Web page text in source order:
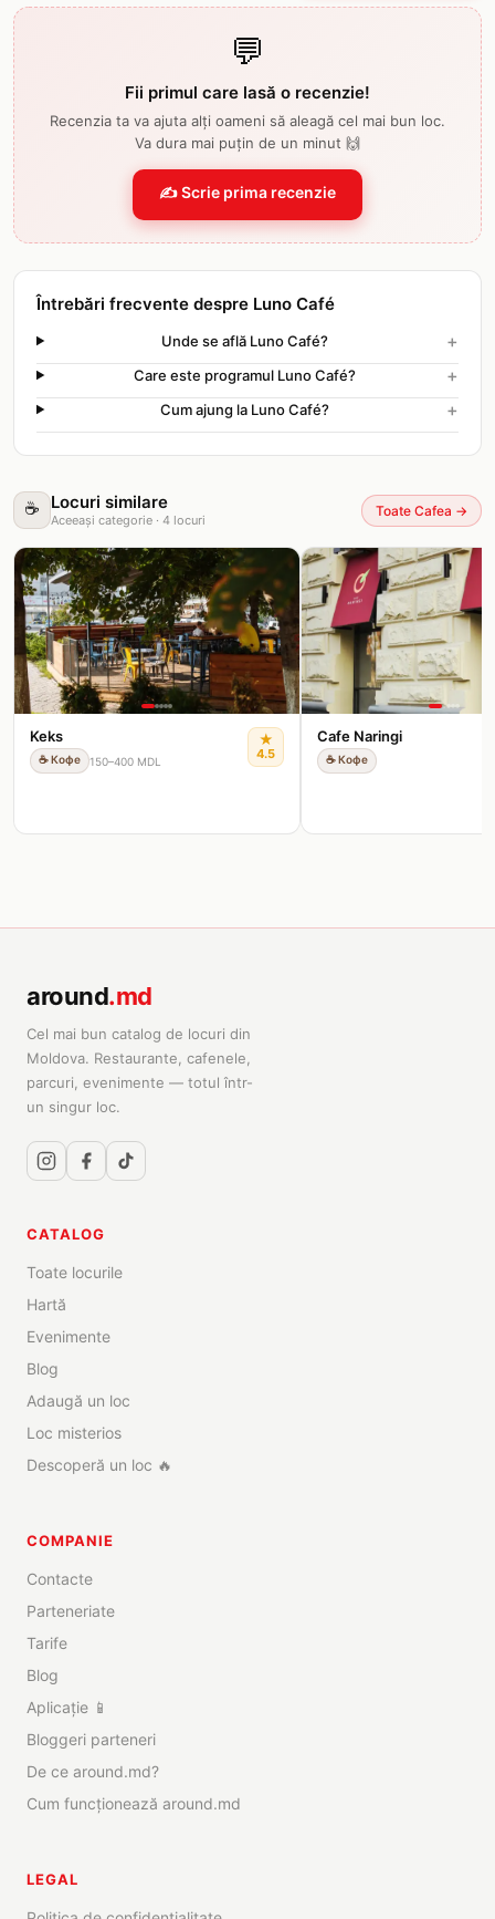
💬
Fii primul care lasă o recenzie!
Recenzia ta va ajuta alți oameni să aleagă cel mai bun loc.
Va dura mai puțin de un minut 🙌
✍️ Scrie prima recenzie
Întrebări frecvente despre Luno Café
Unde se află Luno Café? +
Care este programul Luno Café? +
Cum ajung la Luno Café? +
☕ Locuri similare
Aceeași categorie · 4 locuri
Toate Cafea →
Keks
☕Кофе 150–400 MDL
★
4.5
Cafe Naringi
☕Кофе
around.md
Cel mai bun catalog de locuri din
Moldova. Restaurante, cafenele,
parcuri, evenimente — totul într-
un singur loc.
CATALOG
Toate locurile
Hartă
Evenimente
Blog
Adaugă un loc
Loc misterios
Descoperă un loc 🔥
COMPANIE
Contacte
Parteneriate
Tarife
Blog
Aplicație 📱
Bloggeri parteneri
De ce around.md?
Cum funcționează around.md
LEGAL